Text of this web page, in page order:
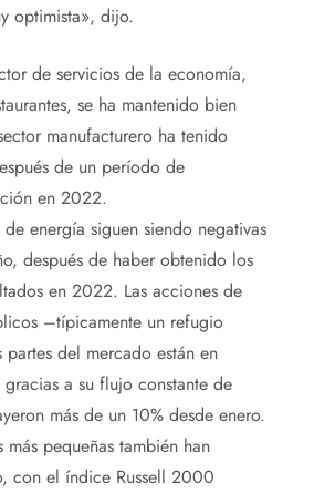
optimista», dijo.
de servicios de la economía,
se ha mantenido bien
manufacturero ha tenido
de un período de
en 2022.
de energía siguen siendo negativas
después de haber obtenido los
en 2022. Las acciones de
–típicamente un refugio
partes del mercado están en
a su flujo constante de
más de un 10% desde enero.
más pequeñas también han
con el índice Russell 2000